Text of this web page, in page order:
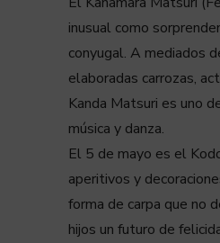
inusual como
conyugal. A mediados
elaboradas carrozas,
Kanda Matsuri es uno
música y danza.
El 5 de mayo es el
aperitivos y
forma de carpa que no
hijos un futuro de